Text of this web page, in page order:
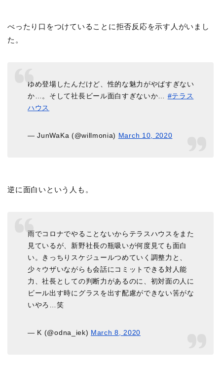
べったり口をつけていることに拒否反応を示す人がいまし
た。
ゆめ登場したんだけど、性的な魅力がやばすぎない
か…。そして社長ビール面白すぎないか… #テラス
ハウス
— JunWaKa (@willmonia) March 10, 2020
逆に面白いという人も。
雨でコロナでやることないからテラスハウスをまた
見ているが、新野社長の瓶吸いが何度見ても面白
い。きっちりスケジュールつめていく調整力と、
少々ウザいながらも会話にコミットできる対人能
力、社長としての判断力があるのに、初対面の人に
ビール出す時にグラスを出す配慮ができない筈がな
いやろ…笑
— K (@odna_iek) March 8, 2020